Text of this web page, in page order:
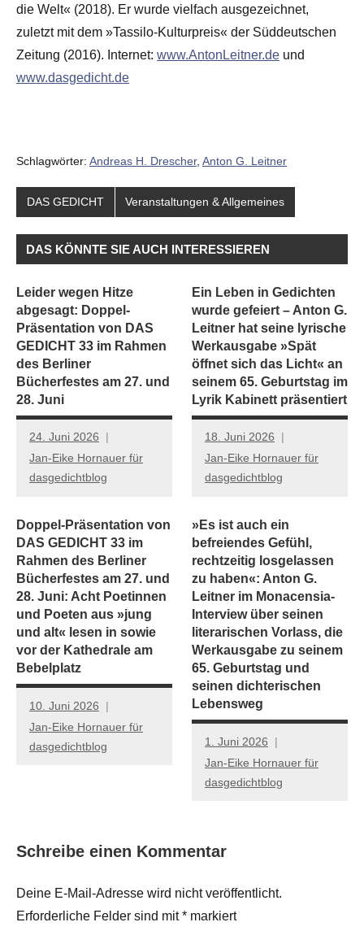
die Welt« (2018). Er wurde vielfach ausgezeichnet,
zuletzt mit dem »Tassilo-Kulturpreis« der Süddeutschen
Zeitung (2016). Internet: www.AntonLeitner.de und
www.dasgedicht.de
Schlagwörter: Andreas H. Drescher, Anton G. Leitner
DAS GEDICHT Veranstaltungen & Allgemeines
DAS KÖNNTE SIE AUCH INTERESSIEREN
Leider wegen Hitze
abgesagt: Doppel-
Präsentation von DAS
GEDICHT 33 im Rahmen
des Berliner
Bücherfestes am 27. und
28. Juni
24. Juni 2026
Jan-Eike Hornauer für
dasgedichtblog
Ein Leben in Gedichten
wurde gefeiert – Anton G.
Leitner hat seine lyrische
Werkausgabe »Spät
öffnet sich das Licht« an
seinem 65. Geburtstag im
Lyrik Kabinett präsentiert
18. Juni 2026
Jan-Eike Hornauer für
dasgedichtblog
Doppel-Präsentation von
DAS GEDICHT 33 im
Rahmen des Berliner
Bücherfestes am 27. und
28. Juni: Acht Poetinnen
und Poeten aus »jung
und alt« lesen in sowie
vor der Kathedrale am
Bebelplatz
10. Juni 2026
Jan-Eike Hornauer für
dasgedichtblog
»Es ist auch ein
befreiendes Gefühl,
rechtzeitig losgelassen
zu haben«: Anton G.
Leitner im Monacensia-
Interview über seinen
literarischen Vorlass, die
Werkausgabe zu seinem
65. Geburtstag und
seinen dichterischen
Lebensweg
1. Juni 2026
Jan-Eike Hornauer für
dasgedichtblog
Schreibe einen Kommentar
Deine E-Mail-Adresse wird nicht veröffentlicht.
Erforderliche Felder sind mit* markiert